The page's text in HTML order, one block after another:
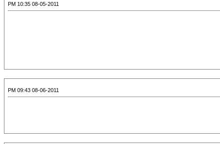
08-05-2011 10:35 PM
08-06-2011 09:43 PM